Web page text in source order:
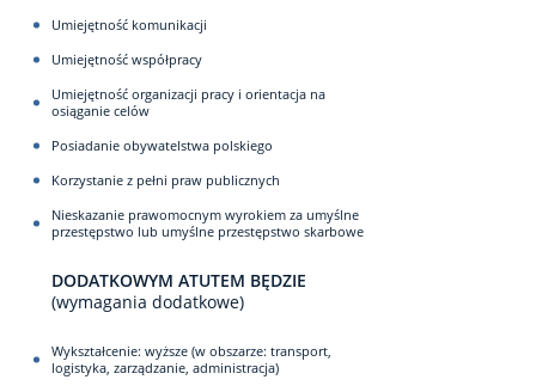
Umiejętność komunikacji
Umiejętność współpracy
Umiejętność organizacji pracy i orientacja na
osiąganie celów
Posiadanie obywatelstwa polskiego
Korzystanie z pełni praw publicznych
Nieskazanie prawomocnym wyrokiem za umyślne
przestępstwo lub umyślne przestępstwo skarbowe
DODATKOWYM ATUTEM BĘDZIE
(wymagania dodatkowe)
Wykształcenie: wyższe (w obszarze: transport,
logistyka, zarządzanie, administracja)